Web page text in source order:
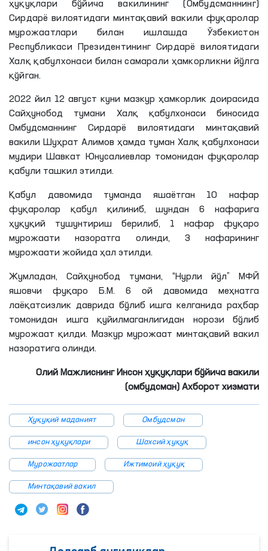
ҳуқуқлари бўйича вакилининг (Омбудсманнинг)
Сирдарё вилоятидаги минтақавий вакили фуқаролар
мурожаатлари билан ишлашда Ўзбекистон
Республикаси Президентининг Сирдарё вилоятидаги
Халқ қабулхонаси билан самарали ҳамкорликни йўлга
қўйган.
2022 йил 12 август куни мазкур ҳамкорлик доирасида
Сайҳунобод тумани Халқ қабулхонаси биносида
Омбудсманнинг Сирдарё вилоятидаги минтақавий
вакили Шуҳрат Алимов ҳамда туман Халқ қабулхонаси
мудири Шавкат
Юнусалиевлар томонидан фуқаролар
қабули ташкил этилди.
Қабул давомида туманда яшаётган 10 нафар
фуқаролар қабул қилиниб, шундан 6 нафарига
ҳуқуқий тушунтириш берилиб, 1 нафар фуқаро
мурожаати назоратга олинди, 3 нафарининг
мурожаати жойида ҳал этилди.
Жумладан, Сайҳунобод тумани, “Нурли йўл”
МФЙ
яшовчи фуқаро
Б.М. 6 ой давомида меҳнатга
лаёқатсизлик даврида бўлиб ишга келганида раҳбар
томонидан ишга қуйилмаганлигидан норози бўлиб
мурожаат қилди. Мазкур мурожаат минтақавий вакил
назоратига олинди.
Олий Мажлиснинг Инсон ҳуқуқлари бўйича вакили
(омбудсман) Ахборот хизмати
Ҳуқуқий маданият Омбудсман
инсон ҳуқуқлари Шахсий ҳуқуқ
Мурожаатлар Ижтимоий ҳуқуқ
Минтақавий вакил